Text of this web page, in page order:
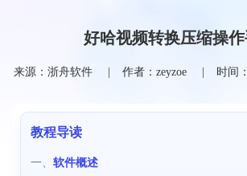
好哈视频转换压缩操
来源：浙舟软件 作者：zeyzoe 时间
教程导读
一、 软件概述